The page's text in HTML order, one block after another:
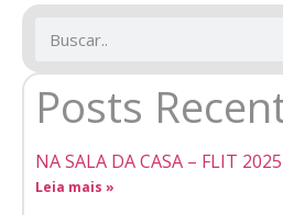
Posts
NA SALA DA CASA – FLIT 2025
Leia mais »